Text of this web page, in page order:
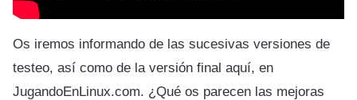
Os iremos informando de las sucesivas versiones de
testeo, así como de la versión final aquí, en
JugandoEnLinux.com. ¿Qué os parecen las mejoras